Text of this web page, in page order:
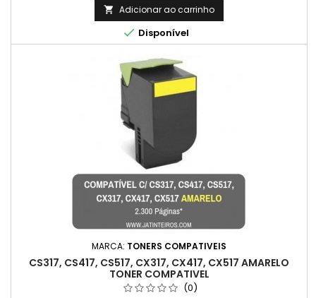
 Adicionar ao carrinho
 Disponível
MARCA: TONERS COMPATIVEIS
CS317, CS417, CS517, CX317, CX417, CX517 AMARELO
TONER COMPATIVEL
(0)